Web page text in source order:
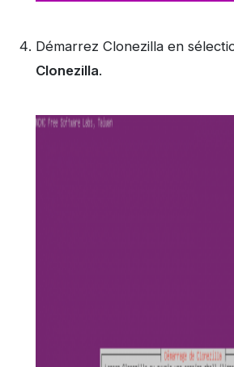
Démarrez Clonezilla en
Clonezilla.